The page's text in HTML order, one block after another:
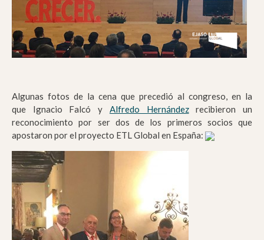
Algunas fotos de la cena que precedió al congreso, en la
que Ignacio Falcó y Alfredo Hernándezrecibieron un
reconocimiento por ser dos de los primeros socios que
apostaron por el proyecto ETL Global en España: